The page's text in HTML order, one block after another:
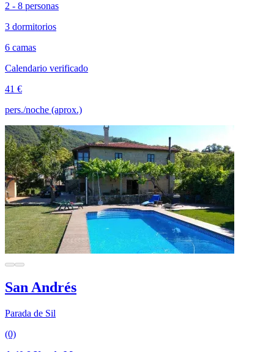
2 - 8 personas
3 dormitorios
6 camas
Calendario verificado
41 €
pers./noche (aprox.)
San Andrés
Parada de Sil
(0)